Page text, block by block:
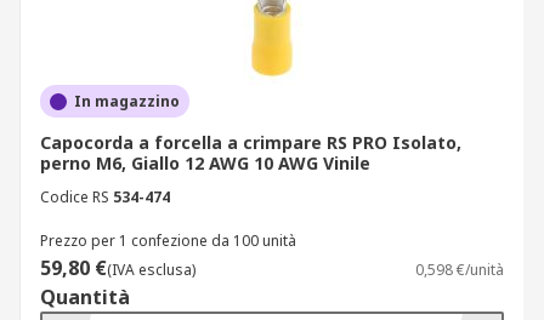
In magazzino
Capocorda a forcella a crimpare RS PRO Isolato,
perno M6, Giallo 12 AWG 10 AWG Vinile
Codice RS 534-474
Prezzo per 1 confezione da 100 unità
59,80 €(IVA esclusa) 0,598 €/unità
Quantità